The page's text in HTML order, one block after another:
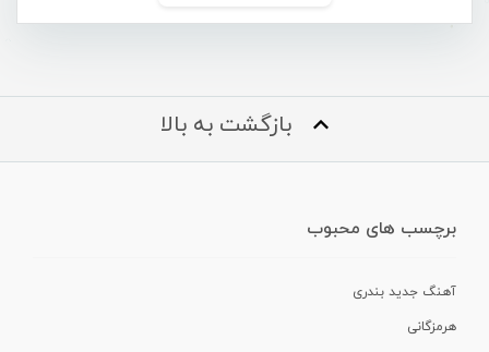
بازگشت به بالا
برچسب های محبوب
آهنگ جدید بندری
هرمزگانی